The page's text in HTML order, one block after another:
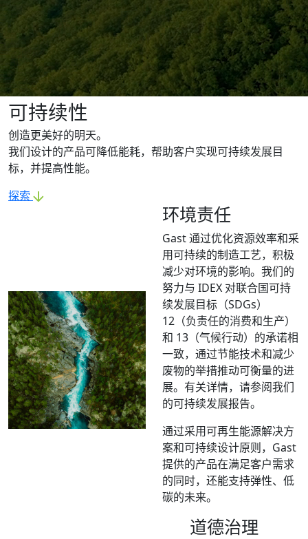
可持续性
创造更美好的明天。
我们设计的产品可降低能耗，帮助客户实现可持续发展目
标，并提高性能。
探索
环境责任
Gast 通过优化资源效率和采
用可持续的制造工艺，积极
减少对环境的影响。我们的
努力与 IDEX 对联合国可持
续发展目标（SDGs）
12（负责任的消费和生产）
和 13（气候行动）的承诺相
一致，通过节能技术和减少
废物的举措推动可衡量的进
展。有关详情，请参阅我们
的可持续发展报告。
通过采用可再生能源解决方
案和可持续设计原则，Gast
提供的产品在满足客户需求
的同时，还能支持弹性、低
碳的未来。
道德治理